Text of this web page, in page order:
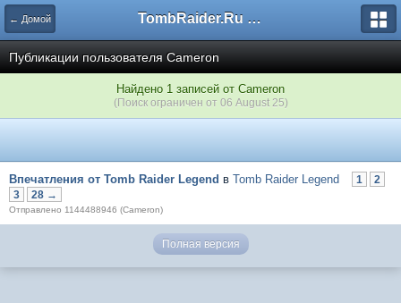
← Домой TombRaider.Ru - Форумы
Публикации пользователя Cameron
Найдено 1 записей от Cameron
(Поиск ограничен от 06 August 25)
Впечатления от Tomb Raider Legend в Tomb Raider Legend 1
2
3
28 →
Отправлено 1144488946 (Cameron)
Полная версия